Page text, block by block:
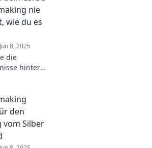
Ultimate
und
deine
nie
wie du es
Jun 8, 2025
die
hinter
und
warum
erzielst!
den
vom Silber